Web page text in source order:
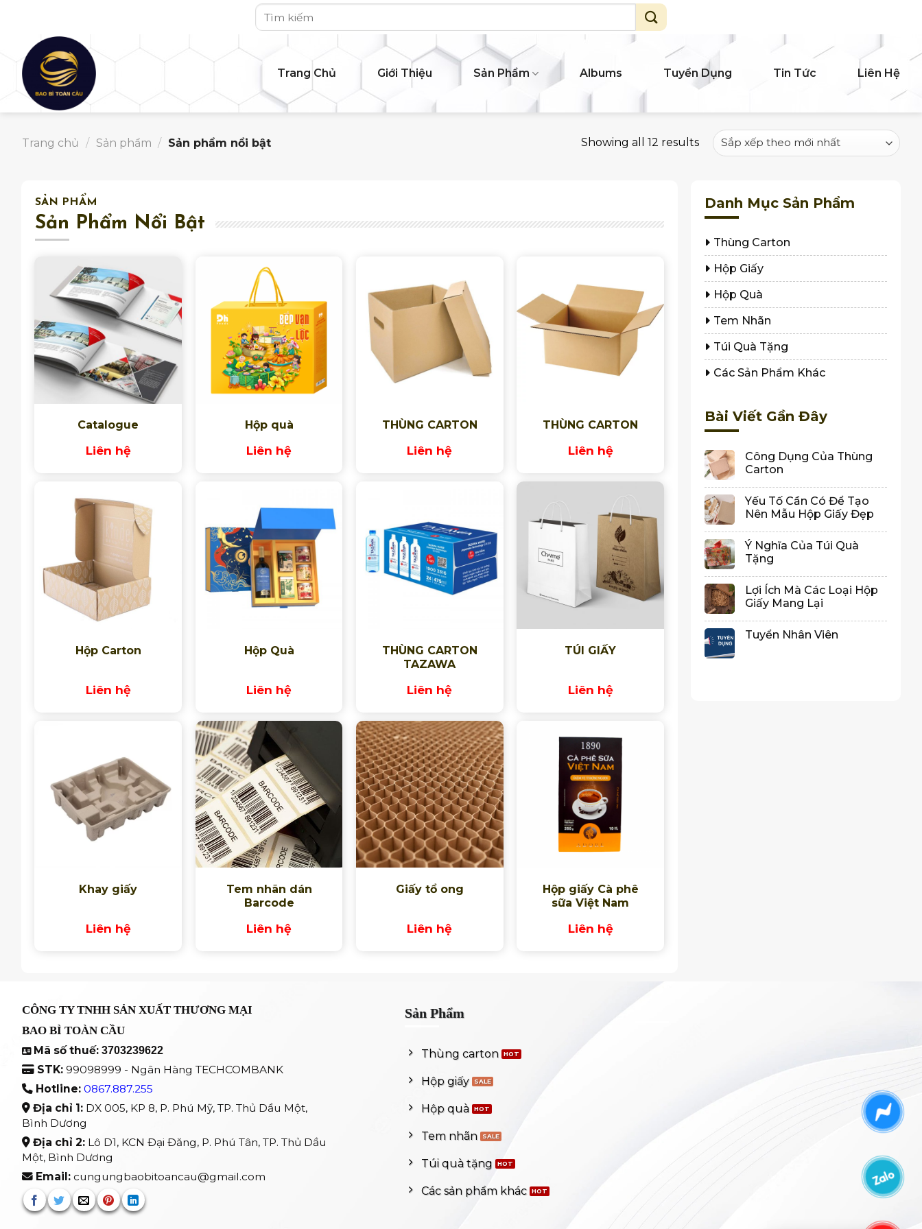
content
Tìm
kiếm:
Trang Chủ Giới Thiệu Sản Phẩm Albums Tuyển Dụng Tin Tức Liên Hệ
Trang chủ / Sản phẩm / Sản phẩm nổi bật Showing all 12 results
SẢN PHẨM
Sản Phẩm Nổi Bật
Catalogue
Liên hệ
Hộp quà
Liên hệ
THÙNG CARTON
Liên hệ
THÙNG CARTON
Liên hệ
Hộp Carton
Liên hệ
Hộp Quà
Liên hệ
THÙNG CARTON
TAZAWA
Liên hệ
TÚI GIẤY
Liên hệ
Khay giấy
Liên hệ
Tem nhãn dán
Barcode
Liên hệ
Giấy tổ ong
Liên hệ
Hộp giấy Cà phê
sữa Việt Nam
Liên hệ
Danh Mục Sản Phẩm
Thùng Carton
Hộp Giấy
Hộp Quà
Tem Nhãn
Túi Quà Tặng
Các Sản Phẩm Khác
Bài Viết Gần Đây
Công Dụng Của Thùng
Carton
Yếu Tố Cần Có Để Tạo
Nên Mẫu Hộp Giấy Đẹp
Ý Nghĩa Của Túi Quà
Tặng
Lợi Ích Mà Các Loại Hộp
Giấy Mang Lại
Tuyển Nhân Viên
CÔNG TY TNHH SẢN XUẤT THƯƠNG MẠI
BAO BÌ TOÀN CẦU
Mã số thuế: 3703239622
STK: 99098999 - Ngân Hàng TECHCOMBANK
Hotline: 0867.887.255
Địa chỉ 1: DX 005, KP 8, P. Phú Mỹ, TP. Thủ Dầu Một,
Bình Dương
Địa chỉ 2: Lô D1, KCN Đại Đăng, P. Phú Tân, TP. Thủ Dầu
Một, Bình Dương
Email: cungungbaobitoancau@gmail.com
Sản Phẩm
Thùng carton
Hộp giấy
Hộp quà
Tem nhãn
Túi quà tặng
Các sản phẩm khác